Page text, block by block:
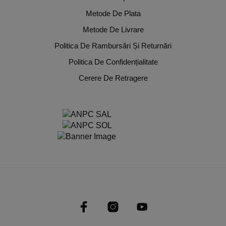
Metode De Plata
Metode De Livrare
Politica De Rambursări Și Returnări
Politica De Confidențialitate
Cerere De Retragere